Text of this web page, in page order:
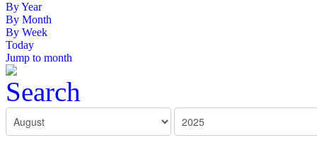
By Year
By Month
By Week
Today
Jump to month